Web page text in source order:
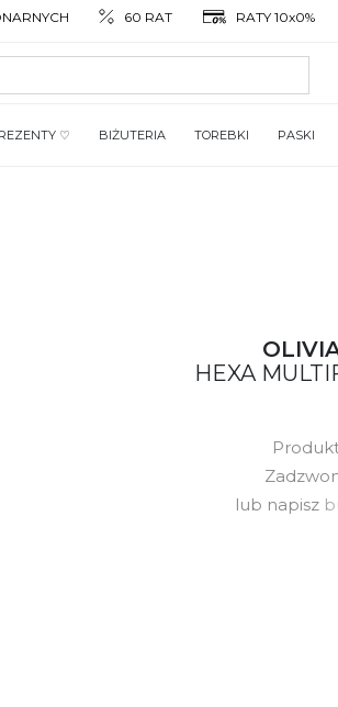
60 RAT RATY 10x0%
♡ BIŻUTERIA TOREBKI PASKI
HEXA
lub napisz